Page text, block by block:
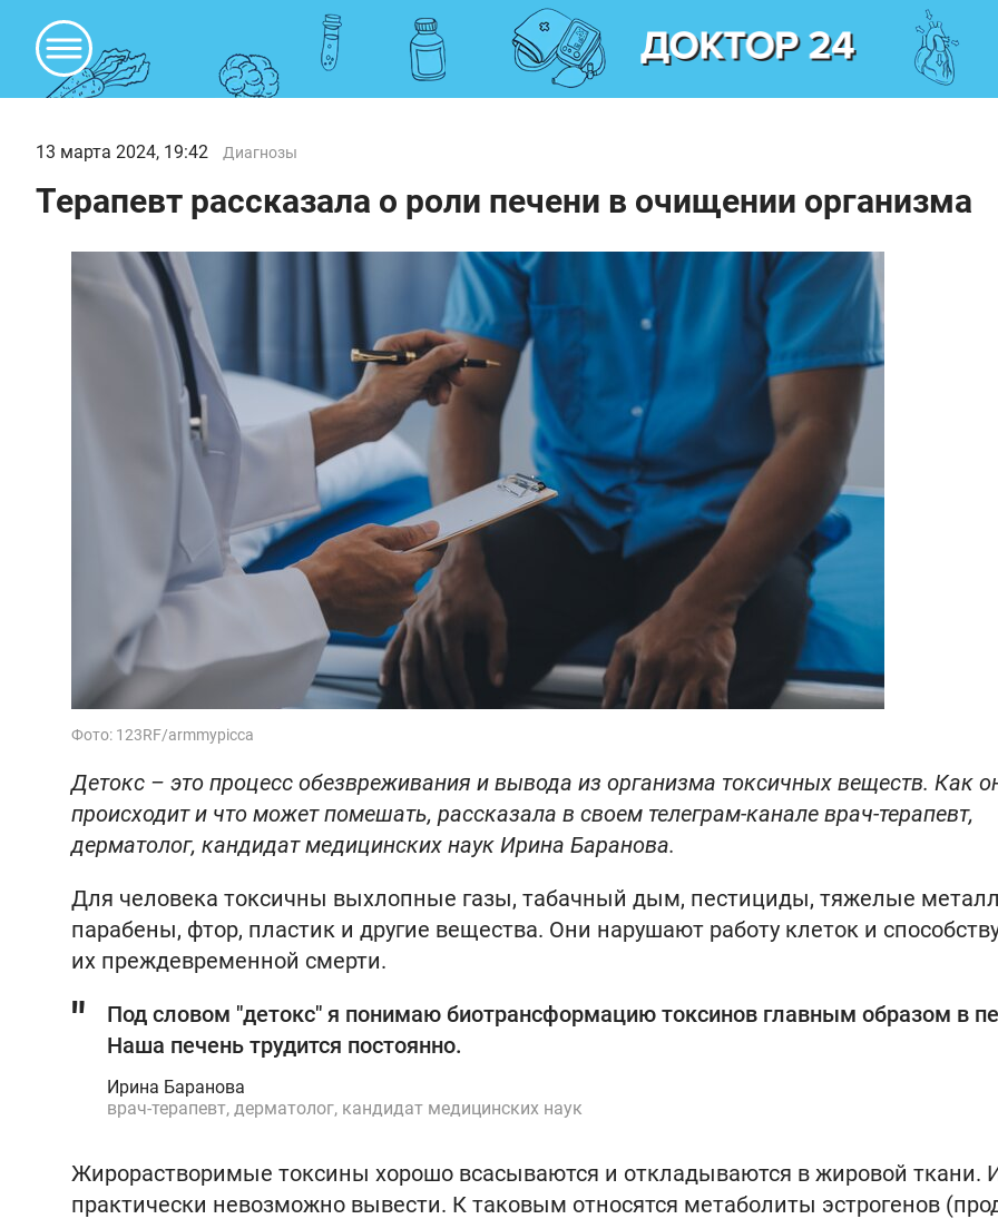
13 марта 2024, 19:42 Диагнозы
Терапевт рассказала о роли печени в очищении организма
Фото: 123RF/armmypicca
Детокс – это процесс обезвреживания и вывода из организма токсичных веществ. Как
происходит и что может помешать, рассказала в своем телеграм-канале врач-терапевт,
дерматолог, кандидат медицинских наук Ирина Баранова.
Для человека токсичны выхлопные газы, табачный дым, пестициды, тяжелые
парабены, фтор, пластик и другие вещества. Они нарушают работу клеток и
их преждевременной смерти.
Под словом "детокс" я понимаю биотрансформацию токсинов главным образом в
Наша печень трудится постоянно.
Ирина Баранова
врач-терапевт, дерматолог, кандидат медицинских наук
Жирорастворимые токсины хорошо всасываются и откладываются в жировой ткани.
практически невозможно вывести. К таковым относятся метаболиты эстрогенов